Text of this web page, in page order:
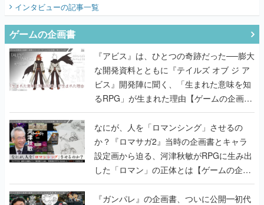
インタビューの記事一覧
ゲームの企画書
『アビス』は、ひとつの奇跡だった──膨大
な開発資料とともに『テイルズ オブ ジ ア
ビス』開発陣に聞く、「生まれた意味を知
るRPG」が生まれた理由【ゲームの企画
書】
なにが、人を「ロマンシング」させるの
か？『ロマサガ2』当時の企画書とキャラ
設定画から迫る、河津秋敏がRPGに生み出
した「ロマン」の正体とは【ゲームの企画
書】
『ガンパレ』の企画書、ついに公開━初代